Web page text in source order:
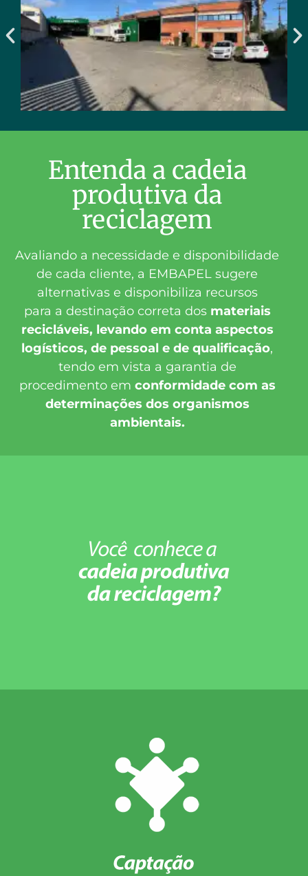
Entenda a cadeia
produtiva da
reciclagem
Avaliando a necessidade e disponibilidade
de cada cliente, a EMBAPEL sugere
alternativas e disponibiliza recursos
para a destinação correta dos materiais
recicláveis, levando em conta aspectos
logísticos, de pessoal e de qualificação,
tendo em vista a garantia de
procedimento em conformidade com as
determinações dos organismos
ambientais.